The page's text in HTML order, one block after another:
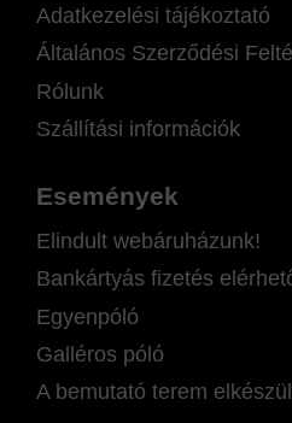
Adatkezelési tájékoztató
Általános Szerződési
Rólunk
Szállítási információk
Események
Elindult webáruházunk!
Bankártyás fizetés
Egyenpóló
Galléros póló
A bemutató terem